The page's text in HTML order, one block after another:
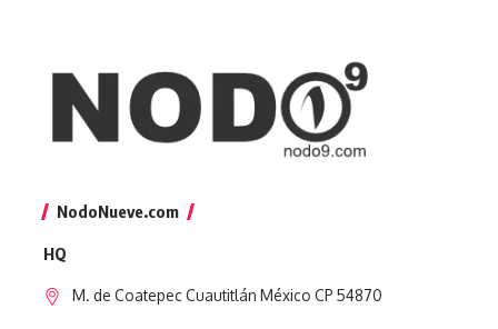
NodoNueve.com
HQ
M. de Coatepec Cuautitlán México CP 54870